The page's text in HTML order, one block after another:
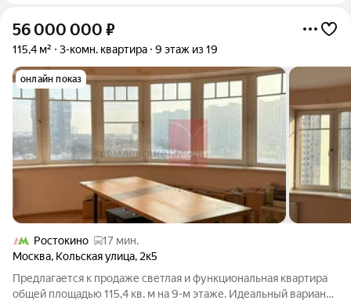
56 000 000 ₽
115,4 м² 3-комн. квартира 9 этаж из 19
онлайн показ
Ростокино
17 мин.
Москва, Кольская улица, 2к5
Предлагается к продаже светлая и функциональная квартира
общей площадью 115,4 кв. м на 9-м этаже. Идеальный вариант